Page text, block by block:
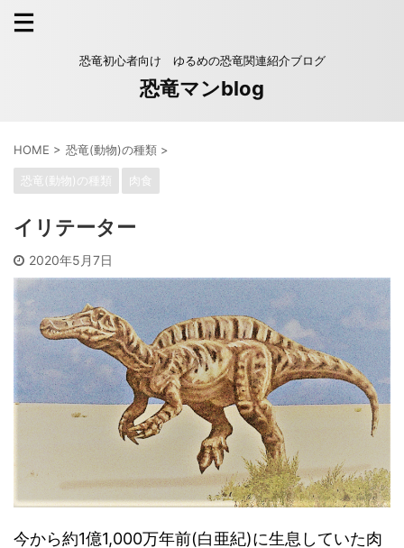
恐竜初心者向け ゆるめの恐竜関連紹介ブログ
恐竜マンblog
HOME > 恐竜(動物)の種類 >
恐竜(動物)の種類 肉食
イリテーター
2020年5月7日
今から約1億1,000万年前(白亜紀)に生息していた肉